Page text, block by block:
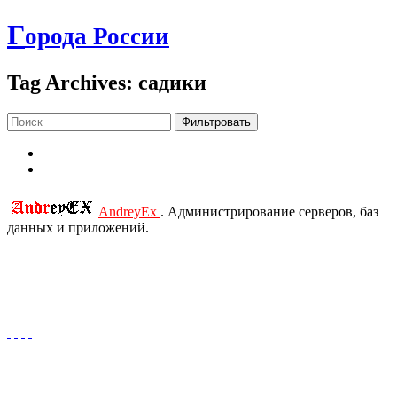
Города России
Tag Archives: садики
Фильтровать
AndreyEx . Администрирование серверов, баз
данных и приложений.